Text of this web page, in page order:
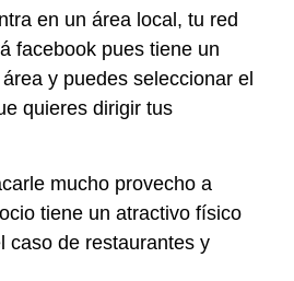
en un área local, tu red
facebook pues tiene un
y puedes seleccionar el
quieres dirigir tus
mucho provecho a
tiene un atractivo físico
caso de restaurantes y